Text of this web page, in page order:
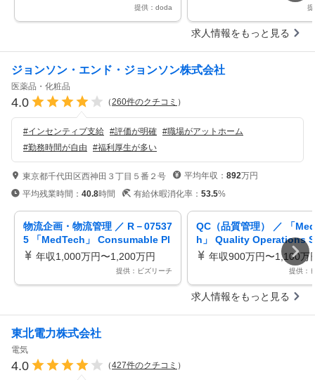
提供：doda
求人情報をもっと見る
ジョンソン・エンド・ジョンソン株式会社
医薬品・化粧品
4.0 （260件のクチコミ ）
#インセンティブ支給 #評価が明確 #職場がアットホーム
#勤務時間が自由 #福利厚生が多い
東京都千代田区西神田３丁目５番２号 平均年収： 892万円
平均残業時間： 40.8時間 有給休暇消化率： 53.5%
物流企画・物流管理 ／ R－07537
5 「MedTech」 Consumable Pl
an Specialist／ Integrated Sup
年収1,000万円〜1,200万円
提供：ビズリーチ
QC（品質管理） ／ 「
h」 Quality Operations
Quality Control （
年収900万円〜1,100万
提供：
求人情報をもっと見る
東北電力株式会社
電気
4.0 （427件のクチコミ ）